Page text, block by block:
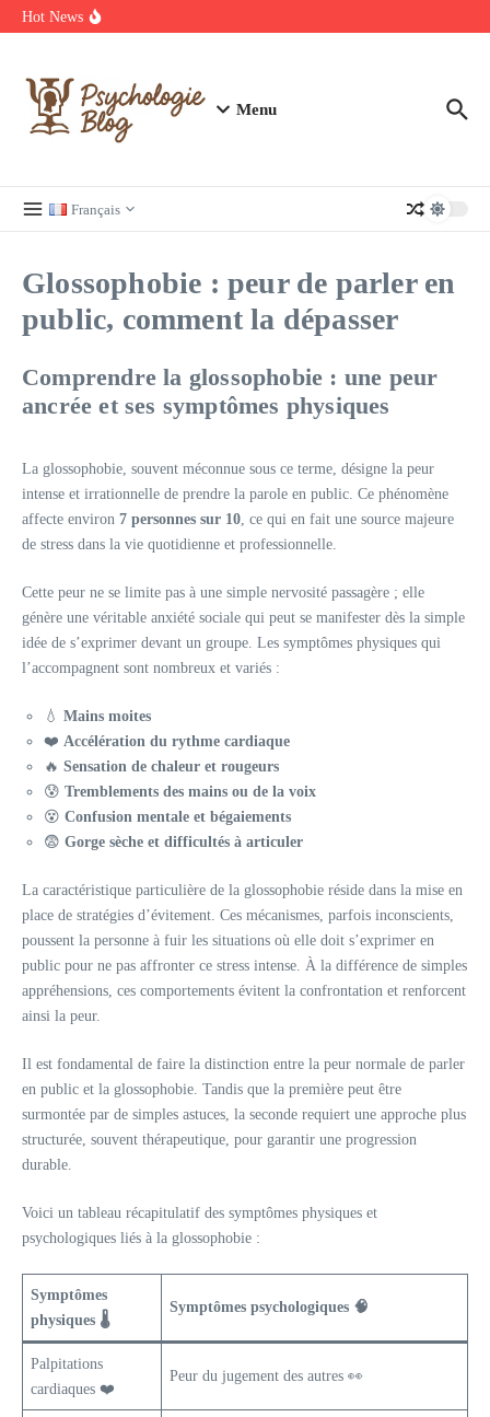
Aller au contenu
Hot News
Regardez Films et Séries en Streaming sur Wiflix
Menu
Français
Glossophobie : peur de parler en
public, comment la dépasser
Comprendre la glossophobie : une peur
ancrée et ses symptômes physiques
La glossophobie, souvent méconnue sous ce terme, désigne la peur
intense et irrationnelle de prendre la parole en public. Ce phénomène
affecte environ 7 personnes sur 10, ce qui en fait une source majeure
de stress dans la vie quotidienne et professionnelle.
Cette peur ne se limite pas à une simple nervosité passagère ; elle
génère une véritable anxiété sociale qui peut se manifester dès la simple
idée de s’exprimer devant un groupe. Les symptômes physiques qui
l’accompagnent sont nombreux et variés :
💧 Mains moites
❤️ Accélération du rythme cardiaque
🔥 Sensation de chaleur et rougeurs
😰 Tremblements des mains ou de la voix
😵 Confusion mentale et bégaiements
😨 Gorge sèche et difficultés à articuler
La caractéristique particulière de la glossophobie réside dans la mise en
place de stratégies d’évitement. Ces mécanismes, parfois inconscients,
poussent la personne à fuir les situations où elle doit s’exprimer en
public pour ne pas affronter ce stress intense. À la différence de simples
appréhensions, ces comportements évitent la confrontation et renforcent
ainsi la peur.
Il est fondamental de faire la distinction entre la peur normale de parler
en public et la glossophobie. Tandis que la première peut être
surmontée par de simples astuces, la seconde requiert une approche plus
structurée, souvent thérapeutique, pour garantir une progression
durable.
Voici un tableau récapitulatif des symptômes physiques et
psychologiques liés à la glossophobie :
Symptômes
physiques 🌡️
Symptômes psychologiques 🧠
Palpitations
cardiaques ❤️
Peur du jugement des autres 👀